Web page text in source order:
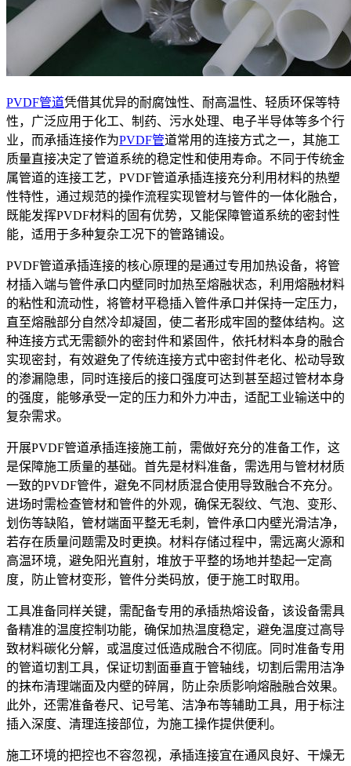
PVDF管道凭借其优异的耐腐蚀性、耐高温性、轻质环保等特
性，广泛应用于化工、制药、污水处理、电子半导体等多个行
业，而承插连接作为PVDF管道常用的连接方式之一，其施工
质量直接决定了管道系统的稳定性和使用寿命。不同于传统金
属管道的连接工艺，PVDF管道承插连接充分利用材料的热塑
性特性，通过规范的操作流程实现管材与管件的一体化融合，
既能发挥PVDF材料的固有优势，又能保障管道系统的密封性
能，适用于多种复杂工况下的管路铺设。
PVDF管道承插连接的核心原理的是通过专用加热设备，将管
材插入端与管件承口内壁同时加热至熔融状态，利用熔融材料
的粘性和流动性，将管材平稳插入管件承口并保持一定压力，
直至熔融部分自然冷却凝固，使二者形成牢固的整体结构。这
种连接方式无需额外的密封件和紧固件，依托材料本身的融合
实现密封，有效避免了传统连接方式中密封件老化、松动导致
的渗漏隐患，同时连接后的接口强度可达到甚至超过管材本身
的强度，能够承受一定的压力和外力冲击，适配工业输送中的
复杂需求。
开展PVDF管道承插连接施工前，需做好充分的准备工作，这
是保障施工质量的基础。首先是材料准备，需选用与管材材质
一致的PVDF管件，避免不同材质混合使用导致融合不充分。
进场时需检查管材和管件的外观，确保无裂纹、气泡、变形、
划伤等缺陷，管材端面平整无毛刺，管件承口内壁光滑洁净，
若存在质量问题需及时更换。材料存储过程中，需远离火源和
高温环境，避免阳光直射，堆放于平整的场地并垫起一定高
度，防止管材变形，管件分类码放，便于施工时取用。
工具准备同样关键，需配备专用的承插热熔设备，该设备需具
备精准的温度控制功能，确保加热温度稳定，避免温度过高导
致材料碳化分解，或温度过低造成融合不彻底。同时准备专用
的管道切割工具，保证切割面垂直于管轴线，切割后需用洁净
的抹布清理端面及内壁的碎屑，防止杂质影响熔融融合效果。
此外，还需准备卷尺、记号笔、洁净布等辅助工具，用于标注
插入深度、清理连接部位，为施工操作提供便利。
施工环境的把控也不容忽视，承插连接宜在通风良好、干燥无